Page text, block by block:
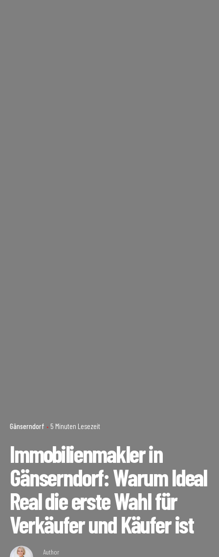
Gänserndorf 5 Minuten Lesezeit
Immobilienmakler in
Gänserndorf: Warum Ideal
Real die erste Wahl für
Verkäufer und Käufer ist
Author